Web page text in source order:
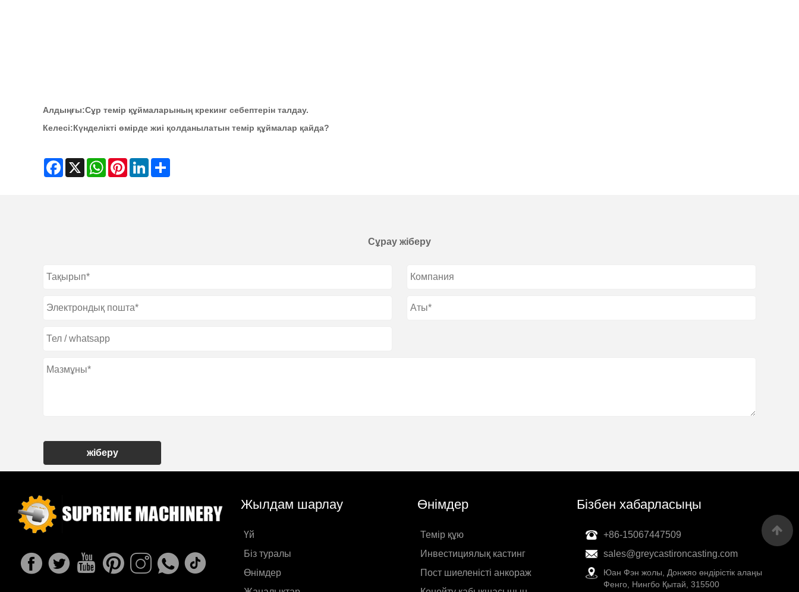
Алдыңғы:Сұр темір құймаларының крекинг себептерін талдау.
Келесі:Күнделікті өмірде жиі қолданылатын темір құймалар қайда?
Facebook
X WhatsAppPinterestLinkedIn
Сұрау жіберу
жіберу
Жылдам шарлау
Үй
Біз туралы
Өнімдер
Өнімдер
Темір құю
Инвестициялық кастинг
Пост шиеленісті анкораж
Бізбен хабарласыңы
+86-15067447509
sales@greycastironcasting.com
Юан Фэн жолы, Донжяо өндірістік алаңы
Фенго, Нингбо Қытай, 315500